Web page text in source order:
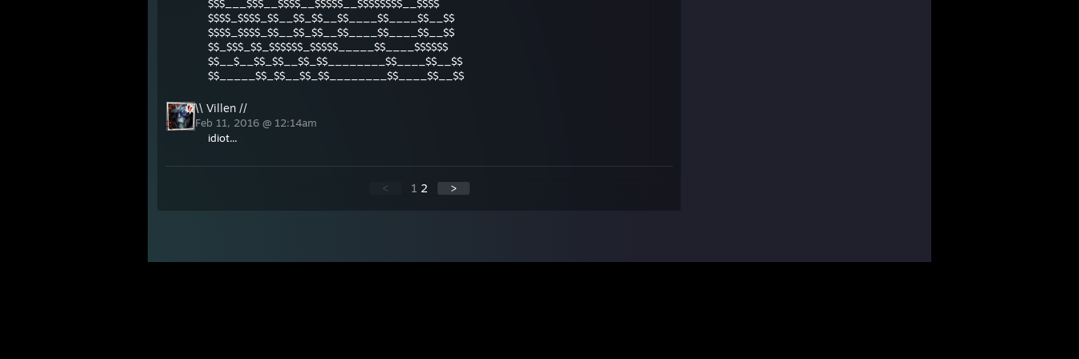
$$$___$$$__$$$$__$$$$$__$$$$$$$$__$$$$
$$$$_$$$$_$$__$$_$$__$$____$$____$$__$$
$$$$_$$$$_$$__$$_$$__$$____$$____$$__$$
$$_$$$_$$_$$$$$$_$$$$$_____$$____$$$$$$
$$__$__$$_$$__$$_$$________$$____$$__$$
$$_____$$_$$__$$_$$________$$____$$__$$
\\ Villen //
Feb 11, 2016 @ 12:14am
idiot...
< 1 2 >